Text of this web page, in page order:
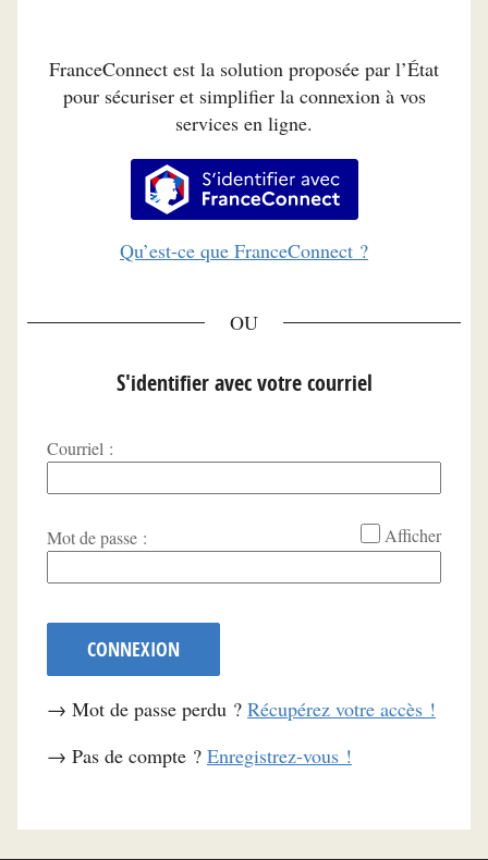
FranceConnect est la solution proposée par l’État
pour sécuriser et simplifier la connexion à vos
services en ligne.
S’identifier avec
Qu’est-ce que FranceConnect ?
S'identifier avec votre courriel
Courriel :
Mot de passe : Afficher
CONNEXION
→ Mot de passe perdu ? Récupérez votre accès !
→ Pas de compte ? Enregistrez-vous !